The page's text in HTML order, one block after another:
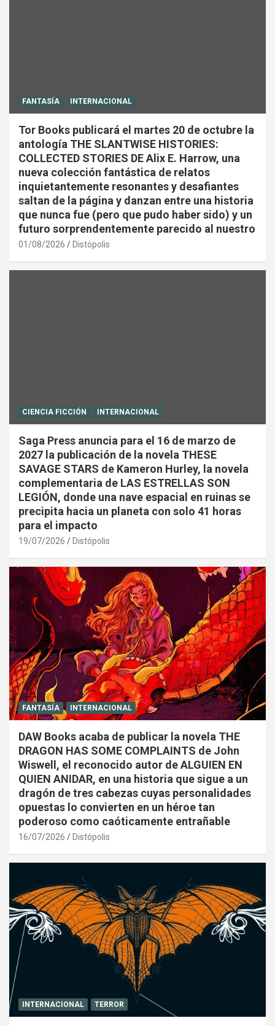
FANTASÍA INTERNACIONAL
Tor Books publicará el martes 20 de octubre la
antología THE SLANTWISE HISTORIES:
COLLECTED STORIES DE Alix E. Harrow, una
nueva colección fantástica de relatos
inquietantemente resonantes y desafiantes
saltan de la página y danzan entre una historia
que nunca fue (pero que pudo haber sido) y un
futuro sorprendentemente parecido al nuestro
01/08/2026 Distópolis
CIENCIA FICCIÓN INTERNACIONAL
Saga Press anuncia para el 16 de marzo de
2027 la publicación de la novela THESE
SAVAGE STARS de Kameron Hurley, la novela
complementaria de LAS ESTRELLAS SON
LEGIÓN, donde una nave espacial en ruinas se
precipita hacia un planeta con solo 41 horas
para el impacto
19/07/2026 Distópolis
FANTASÍA INTERNACIONAL
DAW Books acaba de publicar la novela THE
DRAGON HAS SOME COMPLAINTS de John
Wiswell, el reconocido autor de ALGUIEN EN
QUIEN ANIDAR, en una historia que sigue a un
dragón de tres cabezas cuyas personalidades
opuestas lo convierten en un héroe tan
poderoso como caóticamente entrañable
16/07/2026 Distópolis
INTERNACIONAL TERROR